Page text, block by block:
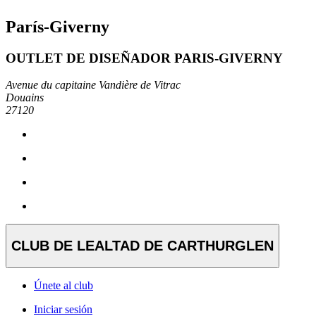
París-Giverny
OUTLET DE DISEÑADOR PARIS-GIVERNY
Avenue du capitaine Vandière de Vitrac
Douains
27120
CLUB DE LEALTAD DE CARTHURGLEN
Únete al club
Iniciar sesión